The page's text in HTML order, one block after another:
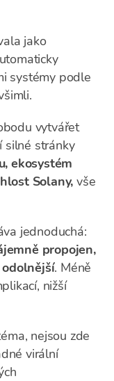
jako
systémy podle
vytvářet
silné stránky
ekosystém
Solany, vše
jednoduchá:
propojen,
. Méně
nižší
nejsou zde
virální